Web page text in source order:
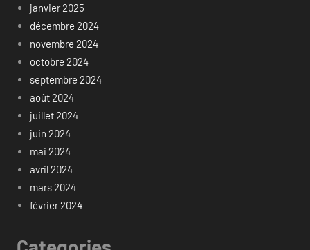
janvier 2025
décembre 2024
novembre 2024
octobre 2024
septembre 2024
août 2024
juillet 2024
juin 2024
mai 2024
avril 2024
mars 2024
février 2024